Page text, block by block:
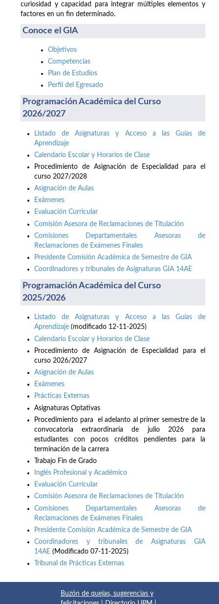
curiosidad y capacidad para integrar múltiples elementos y
factores en un fin determinado.
Conoce el GIA
Objetivos
Competencias
Plan de Estudios
Perfil del Egresado
Programación Académica del Curso
2026/2027
Listado de Asignaturas y Acceso a las Guías de
Aprendizaje
Calendario Escolar y Horarios de Clase
Procedimiento de Asignación de Especialidad para el
curso 2027/2028
Asignación de Aulas
Exámenes
Evaluación Curricular
Comisión Asesora de Reclamaciones de Titulación
Comisiones Departamentales Asesoras de
Reclamaciones de Exámenes Finales
Presidente Comisión Académica de Semestre de GIA
Coordinadores y tribunales de Asignaturas GIA 14AE
Programación Académica del Curso
2025/2026
Listado de Asignaturas y Acceso a las Guías de
Aprendizaje (modificado 12-11-2025)
Calendario Escolar y Horarios de Clase
Procedimiento de Asignación de Especialidad para el
curso 2026/2027
Asignación de Aulas
Exámenes
Prácticas Externas
Asignaturas Optativas
Procedimiento para el adelanto al primer semestre de la
convocatoria extraordinaria de julio 2026 para
estudiantes con pocos créditos pendientes para la
terminación de la carrera
Trabajo Fin de Grado
Inglés Profesional y Académico
Evaluación Curricular
Comisión Asesora de Reclamaciones de Titulación
Comisiones Departamentales Asesoras de
Reclamaciones de Exámenes Finales
Presidente Comisión Académica de Semestre de GIA
Coordinadores y tribunales de Asignaturas GIA
14AE (Modificado 07-11-2025)
Tribunal de Prácticas Externas
Buzón de quejas, sugerencias y